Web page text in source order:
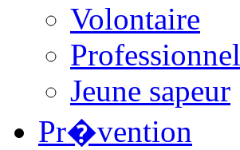
Volontaire
Professionnel
Jeune sapeur
Pr�vention